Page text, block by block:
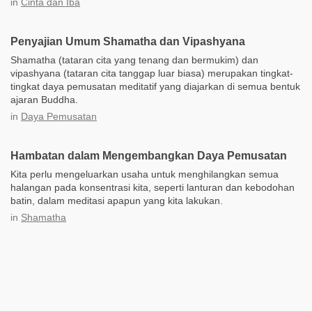
Penyajian Umum Shamatha dan Vipashyana
Shamatha (tataran cita yang tenang dan bermukim) dan
vipashyana (tataran cita tanggap luar biasa) merupakan tingkat-
tingkat daya pemusatan meditatif yang diajarkan di semua bentuk
ajaran Buddha.
in Daya Pemusatan
Hambatan dalam Mengembangkan Daya Pemusatan
Kita perlu mengeluarkan usaha untuk menghilangkan semua
halangan pada konsentrasi kita, seperti lanturan dan kebodohan
batin, dalam meditasi apapun yang kita lakukan.
in Shamatha